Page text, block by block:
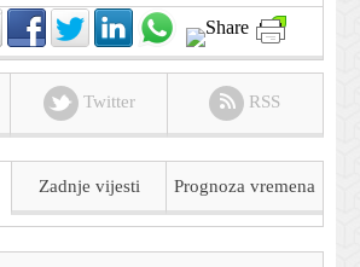
Twitter RSS
Zadnje vijesti Prognoza vremena